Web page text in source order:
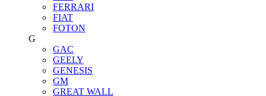
FERRARI
FIAT
FOTON
G
GAC
GEELY
GENESIS
GM
GREAT WALL